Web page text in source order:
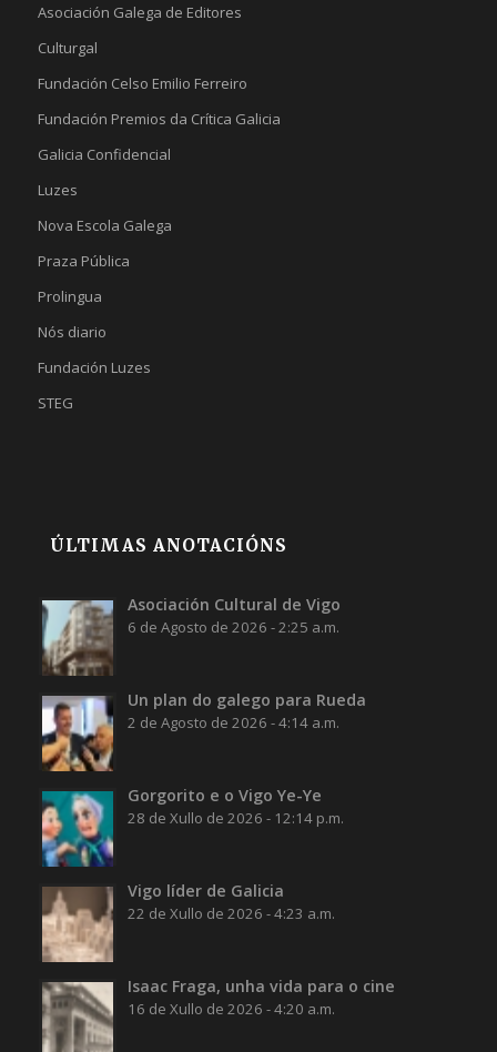
Asociación Galega de Editores
Culturgal
Fundación Celso Emilio Ferreiro
Fundación Premios da Crítica Galicia
Galicia Confidencial
Luzes
Nova Escola Galega
Praza Pública
Prolingua
Nós diario
Fundación Luzes
STEG
ÚLTIMAS ANOTACIÓNS
Asociación Cultural de Vigo
6 de Agosto de 2026 - 2:25 a.m.
Un plan do galego para Rueda
2 de Agosto de 2026 - 4:14 a.m.
Gorgorito e o Vigo Ye-Ye
28 de Xullo de 2026 - 12:14 p.m.
Vigo líder de Galicia
22 de Xullo de 2026 - 4:23 a.m.
Isaac Fraga, unha vida para o cine
16 de Xullo de 2026 - 4:20 a.m.